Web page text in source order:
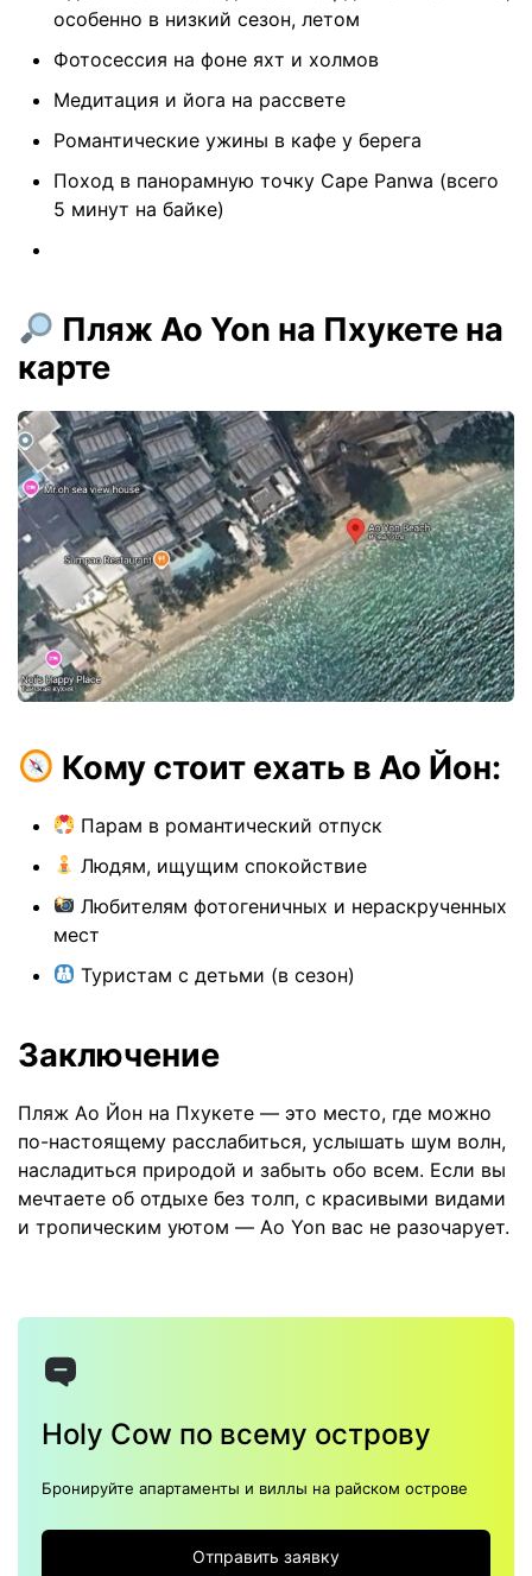
особенно в низкий сезон, летом
Фотосессия на фоне яхт и холмов
Медитация и йога на рассвете
Романтические ужины в кафе у берега
Поход в панорамную точку Cape Panwa (всего
5 минут на байке)
Пляж Ao Yon на Пхукете на
карте
Кому стоит ехать в Ао Йон:
Парам в романтический отпуск
Людям, ищущим спокойствие
Любителям фотогеничных и нераскрученных
мест
Туристам с детьми (в сезон)
Заключение
Пляж Ао Йон на Пхукете — это место, где можно
по-настоящему расслабиться, услышать шум волн,
насладиться природой и забыть обо всем. Если вы
мечтаете об отдыхе без толп, с красивыми видами
и тропическим уютом — Ao Yon вас не разочарует.
Holy Cow по всему острову
Бронируйте апартаменты и виллы на райском острове
Отправить заявку